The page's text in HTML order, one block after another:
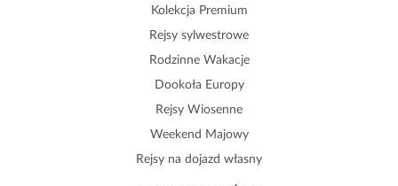
Kolekcja Premium
Rejsy sylwestrowe
Rodzinne Wakacje
Dookoła Europy
Rejsy Wiosenne
Weekend Majowy
Rejsy na dojazd własny